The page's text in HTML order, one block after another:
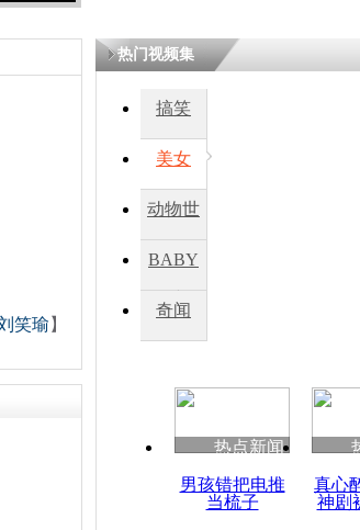
笑瑜 】
热门视频集
搞笑
美女
动物世
BABY
秀
奇闻
热点新闻
男孩错把电推
当梳子
真心
神剧